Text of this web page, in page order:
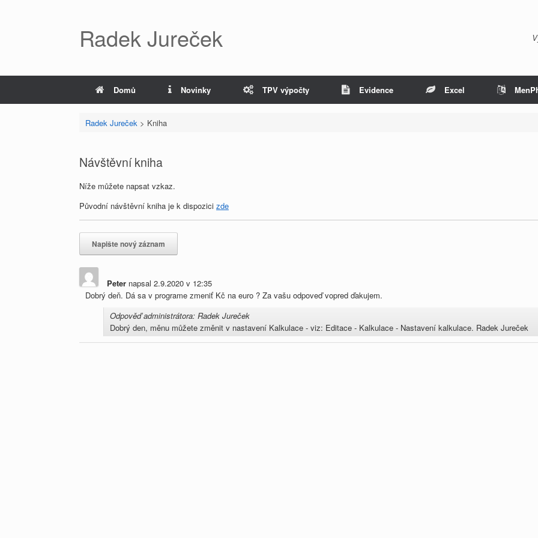
Radek Jureček
Domů Novinky TPV výpočty Evidence Excel
Radek Jureček > Kniha
Návštěvní kniha
Níže můžete napsat vzkaz.
Původní návštěvní kniha je k dispozici zde
Peter napsal 2.9.2020 v 12:35
Dobrý deň. Dá sa v programe zmeniť Kč na euro ? Za vašu odpoveď vopred ďakujem.
Odpověď administrátora: Radek Jureček
Dobrý den, měnu můžete změnit v nastavení Kalkulace - viz: Editace - Kalkulace - Nastavení kalkulace. Radek Jureček